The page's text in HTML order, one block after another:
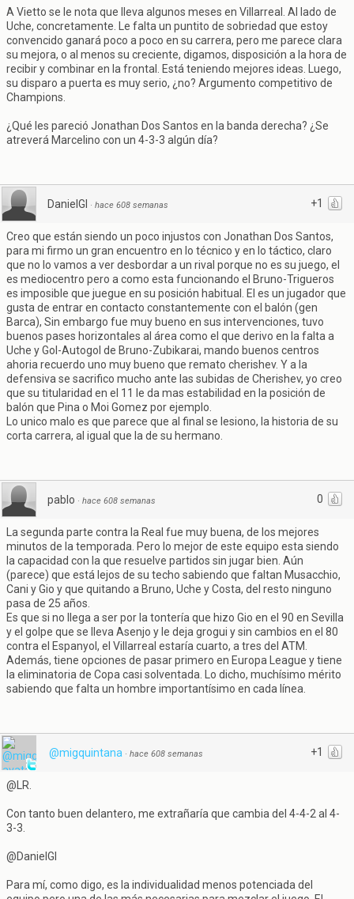
A Vietto se le nota que lleva algunos meses en Villarreal. Al lado de
Uche, concretamente. Le falta un puntito de sobriedad que estoy
convencido ganará poco a poco en su carrera, pero me parece clara
su mejora, o al menos su creciente, digamos, disposición a la hora de
recibir y combinar en la frontal. Está teniendo mejores ideas. Luego,
su disparo a puerta es muy serio, ¿no? Argumento competitivo de
Champions.
¿Qué les pareció Jonathan Dos Santos en la banda derecha? ¿Se
atreverá Marcelino con un 4-3-3 algún día?
+1
DanielGI · hace 608 semanas
Creo que están siendo un poco injustos con Jonathan Dos Santos,
para mi firmo un gran encuentro en lo técnico y en lo táctico, claro
que no lo vamos a ver desbordar a un rival porque no es su juego, el
es mediocentro pero a como esta funcionando el Bruno-Trigueros
es imposible que juegue en su posición habitual. El es un jugador que
gusta de entrar en contacto constantemente con el balón (gen
Barca), Sin embargo fue muy bueno en sus intervenciones, tuvo
buenos pases horizontales al área como el que derivo en la falta a
Uche y Gol-Autogol de Bruno-Zubikarai, mando buenos centros
ahoria recuerdo uno muy bueno que remato cherishev. Y a la
defensiva se sacrifico mucho ante las subidas de Cherishev, yo creo
que su titularidad en el 11 le da mas estabilidad en la posición de
balón que Pina o Moi Gomez por ejemplo.
Lo unico malo es que parece que al final se lesiono, la historia de su
corta carrera, al igual que la de su hermano.
0
pablo · hace 608 semanas
La segunda parte contra la Real fue muy buena, de los mejores
minutos de la temporada. Pero lo mejor de este equipo esta siendo
la capacidad con la que resuelve partidos sin jugar bien. Aún
(parece) que está lejos de su techo sabiendo que faltan Musacchio,
Cani y Gio y que quitando a Bruno, Uche y Costa, del resto ninguno
pasa de 25 años.
Es que si no llega a ser por la tontería que hizo Gio en el 90 en Sevilla
y el golpe que se lleva Asenjo y le deja grogui y sin cambios en el 80
contra el Espanyol, el Villarreal estaría cuarto, a tres del ATM.
Además, tiene opciones de pasar primero en Europa League y tiene
la eliminatoria de Copa casi solventada. Lo dicho, muchísimo mérito
sabiendo que falta un hombre importantísimo en cada línea.
+1
@migquintana · hace 608 semanas
@LR.
Con tanto buen delantero, me extrañaría que cambia del 4-4-2 al 4-
3-3.
@DanielGI
Para mí, como digo, es la individualidad menos potenciada del